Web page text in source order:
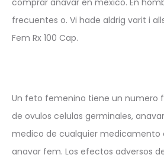
frecuentes o. Vi hade aldrig varit i
Fem Rx 100 Cap.
Un feto femenino tiene un numero
de ovulos celulas germinales,
medico de cualquier medicamento
anavar fem. Los efectos adversos